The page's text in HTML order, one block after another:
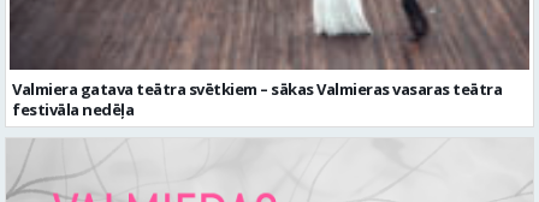
Valmiera gatava teātra svētkiem – sākas Valmieras vasaras teātra
festivāla nedēļa